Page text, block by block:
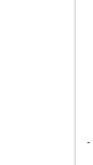
-